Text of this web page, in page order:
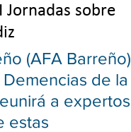
Jornadas sobre
(AFA Barreño)
de la
a expertos
estas